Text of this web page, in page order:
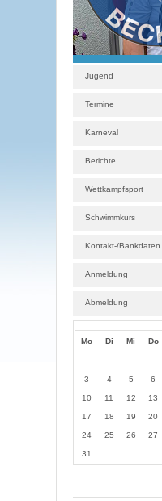
Jugend
Termine
Karneval
Berichte
Wettkampfsport
Schwimmkurs
Kontakt-/Bankdaten
Anmeldung
Abmeldung
Mo Di Mi Do
3 4 5 6
10 11 12 13
17 18 19 20
24 25 26 27
31